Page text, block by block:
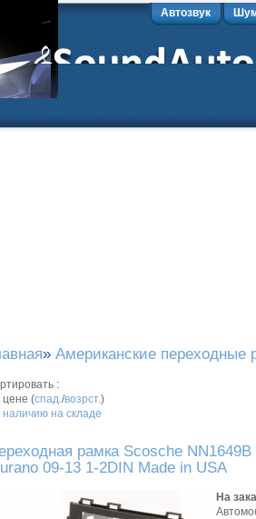
Автозвук
» Американские переходные
:
цене (спад./возрст.)
наличию на складе
рамка Scosche
09-13 1-2DIN Made in USA
На